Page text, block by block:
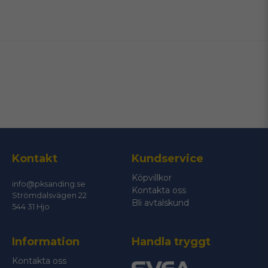
Ja, ni får publicera min fråga
Skicka fråga
Kontakt
info@pksanding.se
Strömdalsvägen 22
544 31 Hjo
Kundservice
Köpvillkor
Kontakta oss
Bli avtalskund
Information
Kontakta oss
Handla tryggt